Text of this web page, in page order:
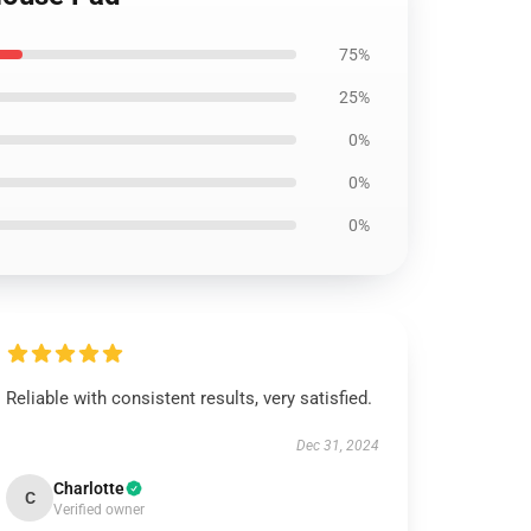
75%
25%
0%
0%
0%
Reliable with consistent results, very satisfied.
Dec 31, 2024
C Charlotte
Verified owner